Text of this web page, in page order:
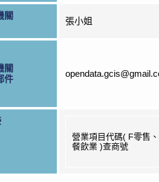
關
張小姐
關
件
營業項目代碼( F零售
餐飲業 )查商號